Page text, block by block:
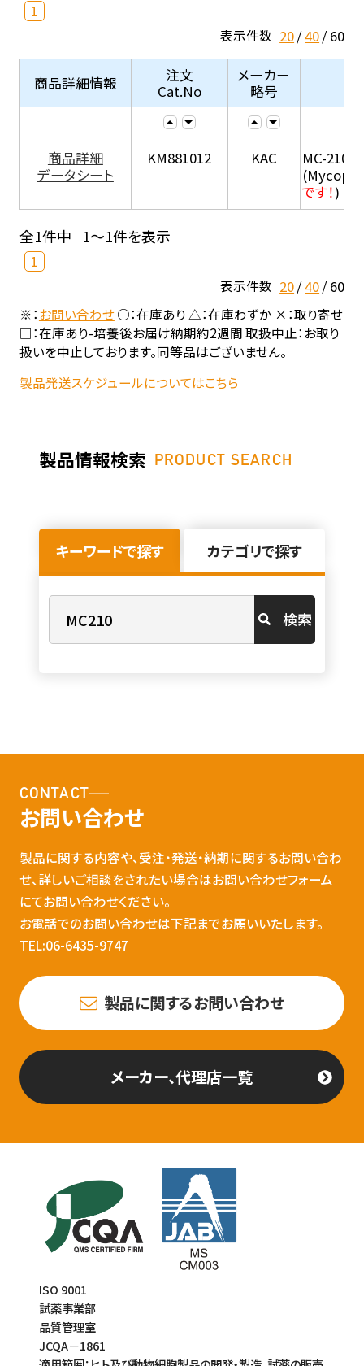
1
表示件数 20 40 60
商品詳細情報
注文
Cat.No
メーカー
略号
商品詳細
データシート
KM881012 KAC
MC-210 (
です！)
全1件中 1～1件を表示
1
表示件数 20 40 60
※：お問い合わせ○：在庫あり △：在庫わずか ×：取り寄せ
□：在庫あり-培養後お届け納期約2週間 取扱中止：お取り
扱いを中止しております。同等品はございません。
製品発送スケジュールについてはこちら
製品情報検索 PRODUCT SEARCH
キーワードで探す カテゴリで探す
検索
CONTACT
お問い合わせ
製品に関する内容や、受注・発送・納期に関するお問い合わ
せ、詳しいご相談をされたい場合はお問い合わせフォーム
にてお問い合わせください。
お電話でのお問い合わせは下記までお願いいたします。
TEL:06-6435-9747
製品に関するお問い合わせ
メーカー、代理店一覧
ISO 9001
試薬事業部
品質管理室
JCQA－1861